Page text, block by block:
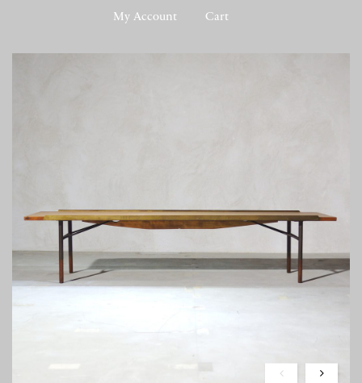
My Account Cart